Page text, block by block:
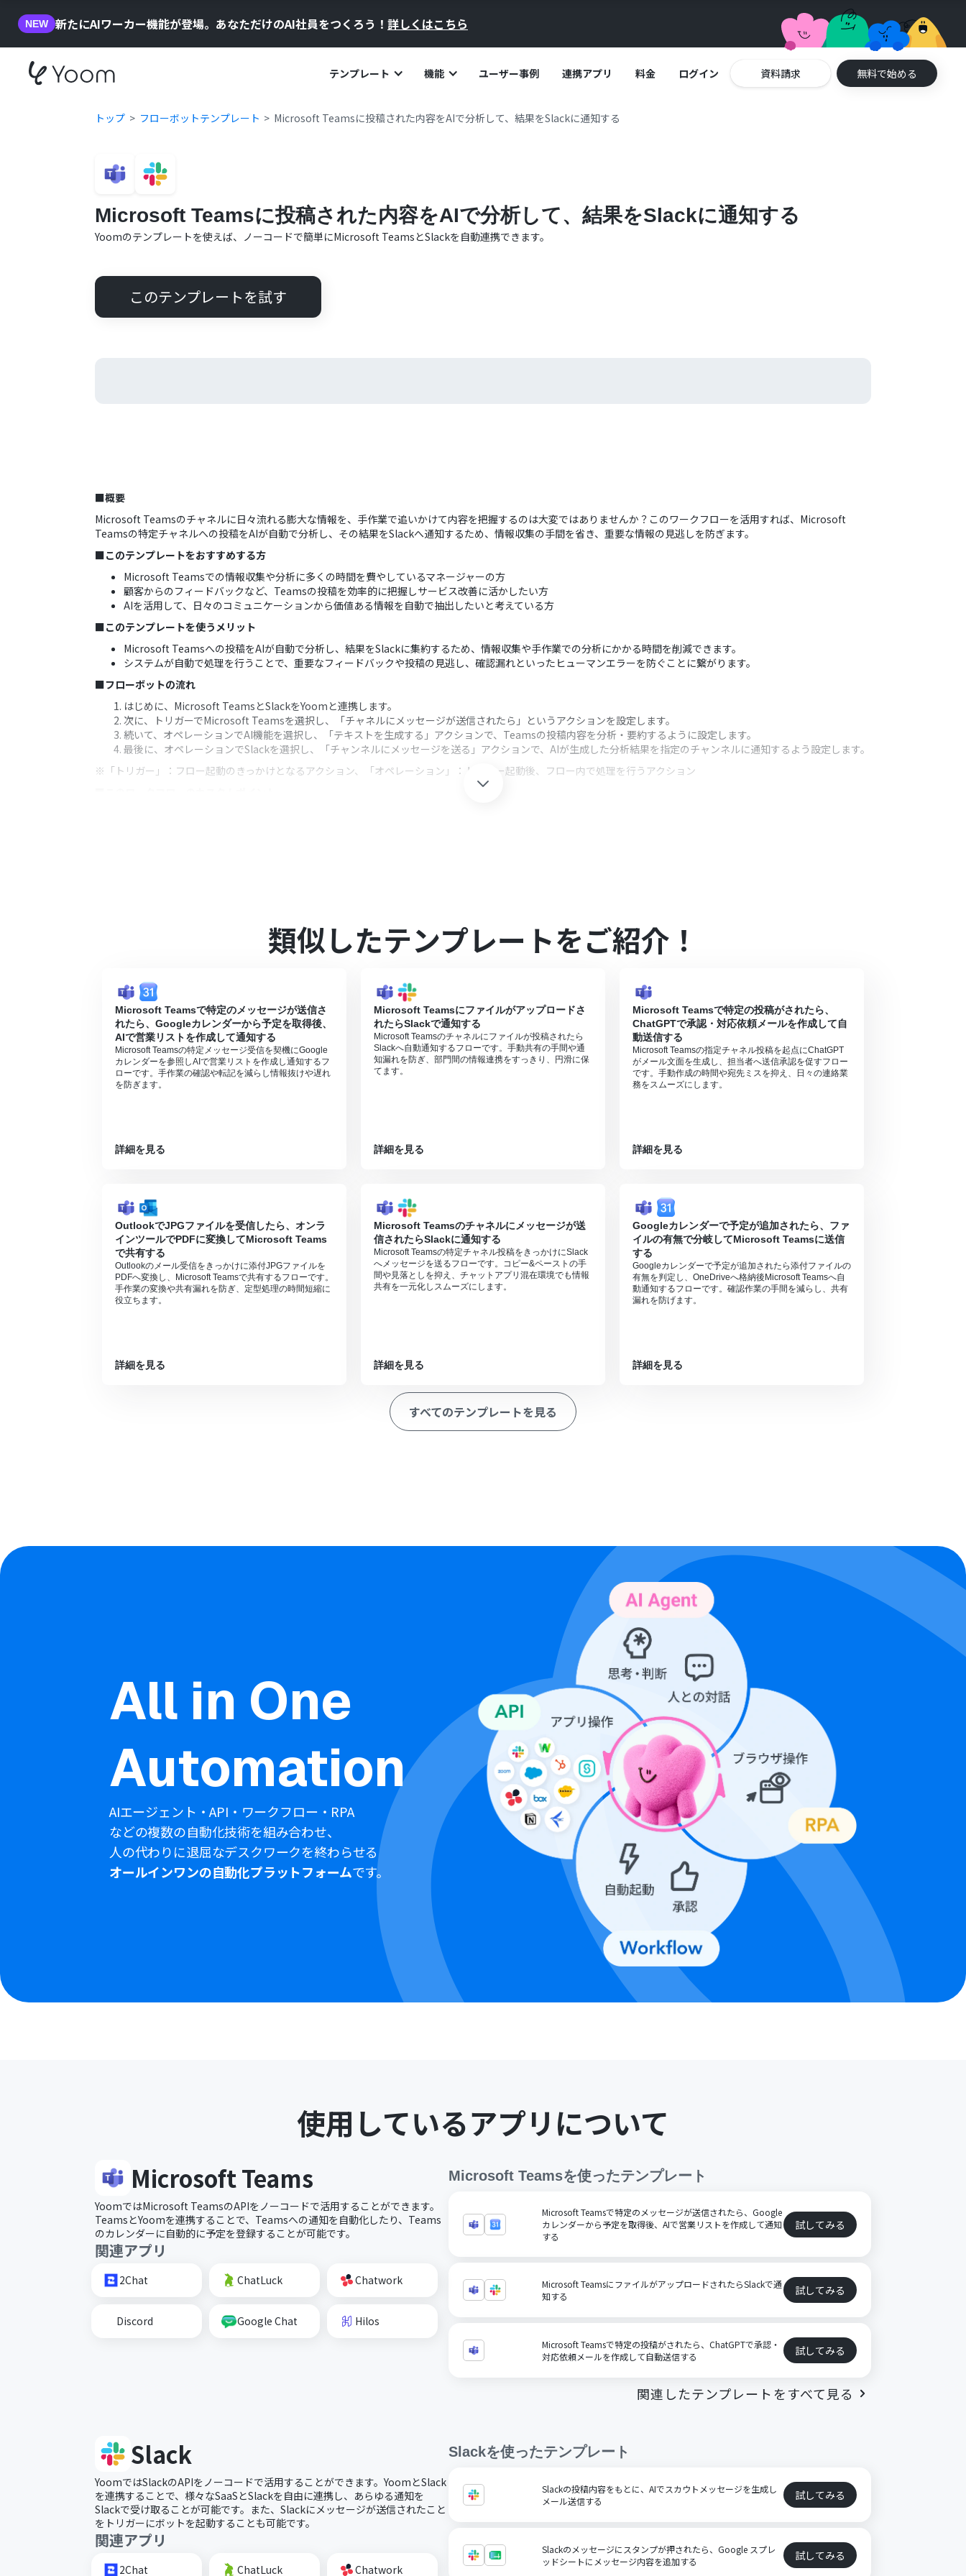
NEW 新たにAIワーカー機能が登場。あなただけのAI社員をつくろう！ 詳しくはこちら
テンプレート 機能 ユーザー事例 連携アプリ 料金 ログイン 資料請求 無料で始める
トップ フローボットテンプレート Microsoft Teamsに投稿された内容をAIで分析して、結果をSlackに通知する
Microsoft Teamsに投稿された内容をAIで分析して、結果をSlackに通知する
Yoomのテンプレートを使えば、ノーコードで簡単にMicrosoft TeamsとSlackを自動連携できます。
このテンプレートを試す
■概要
Microsoft Teamsのチャネルに日々流れる膨大な情報を、手作業で追いかけて内容を把握するのは大変ではありませんか？このワークフローを活用すれば、Microsoft
Teamsの特定チャネルへの投稿をAIが自動で分析し、その結果をSlackへ通知するため、情報収集の手間を省き、重要な情報の見逃しを防ぎます。
■このテンプレートをおすすめする方
Microsoft Teamsでの情報収集や分析に多くの時間を費やしているマネージャーの方
顧客からのフィードバックなど、Teamsの投稿を効率的に把握しサービス改善に活かしたい方
AIを活用して、日々のコミュニケーションから価値ある情報を自動で抽出したいと考えている方
■このテンプレートを使うメリット
Microsoft Teamsへの投稿をAIが自動で分析し、結果をSlackに集約するため、情報収集や手作業での分析にかかる時間を削減できます。
システムが自動で処理を行うことで、重要なフィードバックや投稿の見逃し、確認漏れといったヒューマンエラーを防ぐことに繋がります。
■フローボットの流れ
はじめに、Microsoft TeamsとSlackをYoomと連携します。
次に、トリガーでMicrosoft Teamsを選択し、「チャネルにメッセージが送信されたら」というアクションを設定します。
続いて、オペレーションでAI機能を選択し、「テキストを生成する」アクションで、Teamsの投稿内容を分析・要約するように設定します。
最後に、オペレーションでSlackを選択し、「チャンネルにメッセージを送る」アクションで、AIが生成した分析結果を指定のチャンネルに通知するよう設定します。
※「トリガー」：フロー起動のきっかけとなるアクション、「オペレーション」：トリガー起動後、フロー内で処理を行うアクション
トリガーは5分、10分、15分、30分、60分の間隔で起動間隔を選択できます。
プランによって最短の起動間隔が異なりますので、ご注意ください。
類似したテンプレートをご紹介！
Microsoft Teamsで特定のメッセージが送信さ
れたら、Googleカレンダーから予定を取得後、
AIで営業リストを作成して通知する
Microsoft Teamsの特定メッセージ受信を契機にGoogle
カレンダーを参照しAIで営業リストを作成し通知するフ
ローです。手作業の確認や転記を減らし情報抜けや遅れ
を防ぎます。
詳細を見る
Microsoft Teamsにファイルがアップロードさ
れたらSlackで通知する
Microsoft Teamsのチャネルにファイルが投稿されたら
Slackへ自動通知するフローです。手動共有の手間や通
知漏れを防ぎ、部門間の情報連携をすっきり、円滑に保
てます。
詳細を見る
Microsoft Teamsで特定の投稿がされたら、
ChatGPTで承認・対応依頼メールを作成して自
動送信する
Microsoft Teamsの指定チャネル投稿を起点にChatGPT
がメール文面を生成し、担当者へ送信承認を促すフロー
です。手動作成の時間や宛先ミスを抑え、日々の連絡業
務をスムーズにします。
詳細を見る
OutlookでJPGファイルを受信したら、オンラ
インツールでPDFに変換してMicrosoft Teams
で共有する
Outlookのメール受信をきっかけに添付JPGファイルを
PDFへ変換し、Microsoft Teamsで共有するフローです。
手作業の変換や共有漏れを防ぎ、定型処理の時間短縮に
役立ちます。
詳細を見る
Microsoft Teamsのチャネルにメッセージが送
信されたらSlackに通知する
Microsoft Teamsの特定チャネル投稿をきっかけにSlack
へメッセージを送るフローです。コピー&ペーストの手
間や見落としを抑え、チャットアプリ混在環境でも情報
共有を一元化しスムーズにします。
詳細を見る
Googleカレンダーで予定が追加されたら、ファ
イルの有無で分岐してMicrosoft Teamsに送信
する
Googleカレンダーで予定が追加されたら添付ファイルの
有無を判定し、OneDriveへ格納後Microsoft Teamsへ自
動通知するフローです。確認作業の手間を減らし、共有
漏れを防げます。
詳細を見る
すべてのテンプレートを見る
All in One
Automation
AIエージェント・API・ワークフロー・RPA
などの複数の自動化技術を組み合わせ、
人の代わりに退屈なデスクワークを終わらせる
オールインワンの自動化プラットフォームです。
使用しているアプリについて
Microsoft Teams
YoomではMicrosoft TeamsのAPIをノーコードで活用することができます。
TeamsとYoomを連携することで、Teamsへの通知を自動化したり、Teams
のカレンダーに自動的に予定を登録することが可能です。
関連アプリ
2Chat ChatLuck Chatwork
Discord Google Chat Hilos
Microsoft Teamsを使ったテンプレート
Microsoft Teamsで特定のメッセージが送信されたら、Google
カレンダーから予定を取得後、AIで営業リストを作成して通知
する
試してみる
Microsoft TeamsにファイルがアップロードされたらSlackで通
知する
試してみる
Microsoft Teamsで特定の投稿がされたら、ChatGPTで承認・
対応依頼メールを作成して自動送信する
試してみる
関連したテンプレートをすべて見る
Slack
YoomではSlackのAPIをノーコードで活用することができます。YoomとSlack
を連携することで、様々なSaaSとSlackを自由に連携し、あらゆる通知を
Slackで受け取ることが可能です。また、Slackにメッセージが送信されたこと
をトリガーにボットを起動することも可能です。
関連アプリ
2Chat ChatLuck Chatwork
Slackを使ったテンプレート
Slackの投稿内容をもとに、AIでスカウトメッセージを生成し
メール送信する
試してみる
Slackのメッセージにスタンプが押されたら、Google スプレ
ッドシートにメッセージ内容を追加する
試してみる